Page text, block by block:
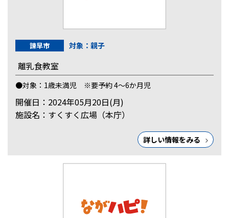
諫早市 対象：親子
離乳食教室
●対象：1歳未満児 ※要予約 4～6か月児
開催日：2024年05月20日(月)
施設名：すくすく広場（本庁）
詳しい情報をみる